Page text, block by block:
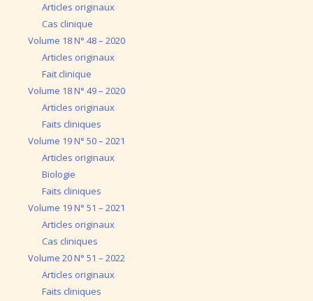
Articles originaux
Cas clinique
Volume 18 N° 48 – 2020
Articles originaux
Fait clinique
Volume 18 N° 49 – 2020
Articles originaux
Faits cliniques
Volume 19 N° 50 – 2021
Articles originaux
Biologie
Faits cliniques
Volume 19 N° 51 – 2021
Articles originaux
Cas cliniques
Volume 20 N° 51 – 2022
Articles originaux
Faits cliniques